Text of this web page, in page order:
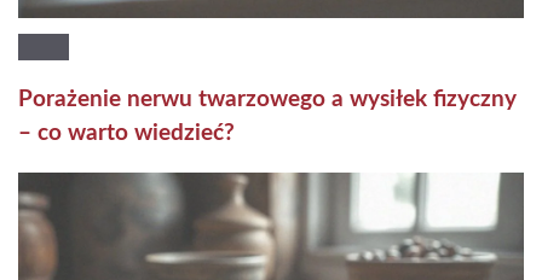
Porażenie nerwu twarzowego a wysiłek fizyczny
– co warto wiedzieć?